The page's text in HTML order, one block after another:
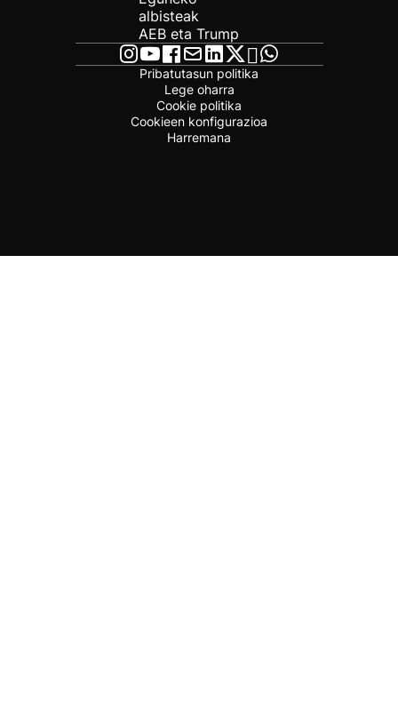
albisteak
AEB eta Trump
Pribatutasun politika
Lege oharra
Cookie politika
Cookieen konfigurazioa
Harremana